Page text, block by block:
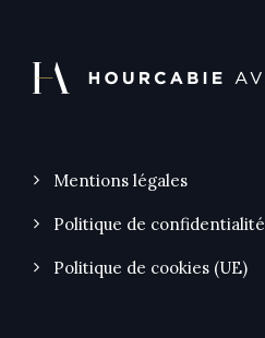
Mentions légales
Politique de confidentialité
Politique de cookies (UE)